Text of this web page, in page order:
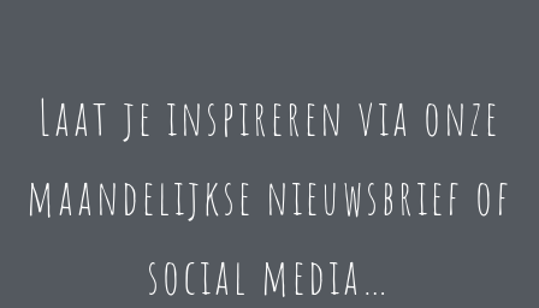
Laat je inspireren via onze
maandelijkse nieuwsbrief of
social media…